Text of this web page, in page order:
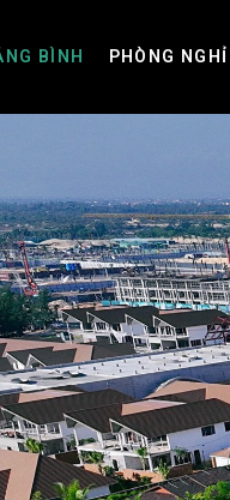
BÌNH PHÒNG NGHỈ
SUITES
BUNGALOW